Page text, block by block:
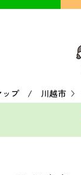
ップ / 川越市